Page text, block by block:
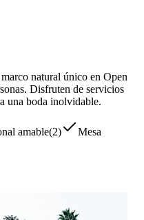
natural único en Open
Disfruten de servicios
una boda inolvidable.
amable(2)
Mesa